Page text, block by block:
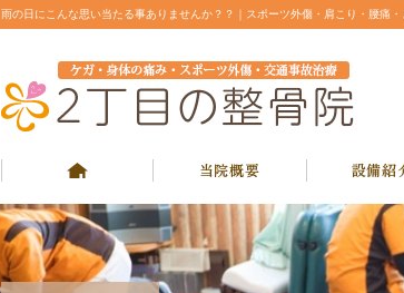
雨の日にこんな思い当たる事ありませんか？？｜スポーツ外傷・肩こり・腰痛